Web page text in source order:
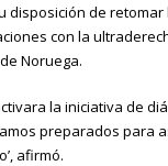
disposición de retomar
con la
Noruega.
la iniciativa de
preparados para
afirmó.